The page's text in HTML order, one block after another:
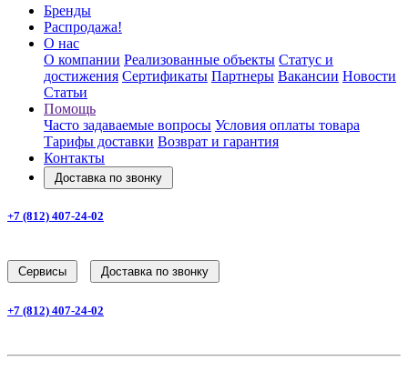
Бренды
Распродажа!
О нас
О компании Реализованные объекты Статус и
достижения Сертификаты Партнеры Вакансии Новости
Статьи
Помощь
Часто задаваемые вопросы Условия оплаты товара
Тарифы доставки Возврат и гарантия
Контакты
Доставка по звонку
+7 (812) 407-24-02
Cервисы Доставка по звонку
+7 (812) 407-24-02